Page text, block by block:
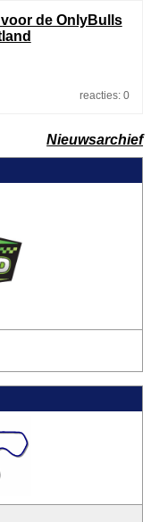
de OnlyBulls
reacties: 0
Nieuwsarchief